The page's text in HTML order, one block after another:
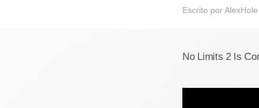
Escrito porAlexHole
No Limits 2 Is